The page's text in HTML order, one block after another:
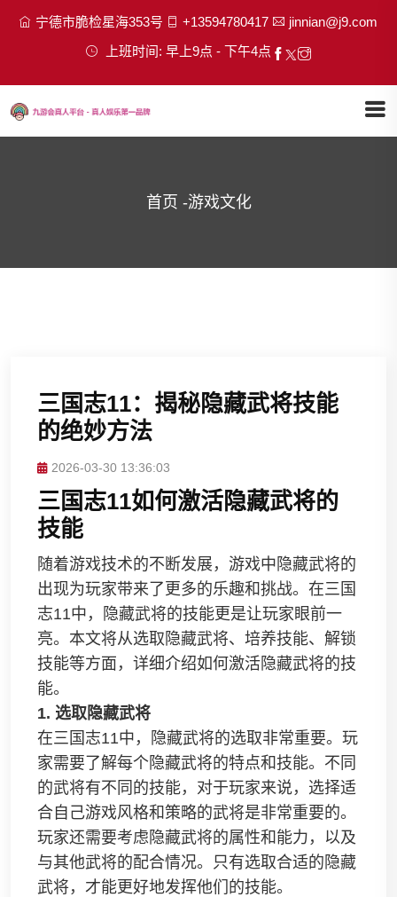
宁德市脆检星海353号 +13594780417
jinnian@j9.com
上班时间: 早上9点 - 下午4点
首页 -游戏文化
三国志11：揭秘隐藏武将技能
的绝妙方法
2026-03-30 13:36:03
三国志11如何激活隐藏武将的
技能
随着游戏技术的不断发展，游戏中隐藏武将的
出现为玩家带来了更多的乐趣和挑战。在三国
志11中，隐藏武将的技能更是让玩家眼前一
亮。本文将从选取隐藏武将、培养技能、解锁
技能等方面，详细介绍如何激活隐藏武将的技
能。
1. 选取隐藏武将
在三国志11中，隐藏武将的选取非常重要。玩
家需要了解每个隐藏武将的特点和技能。不同
的武将有不同的技能，对于玩家来说，选择适
合自己游戏风格和策略的武将是非常重要的。
玩家还需要考虑隐藏武将的属性和能力，以及
与其他武将的配合情况。只有选取合适的隐藏
武将，才能更好地发挥他们的技能。